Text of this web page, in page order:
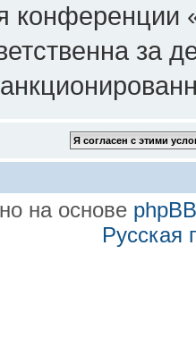
конференции
за
на основе phpBB
Русская